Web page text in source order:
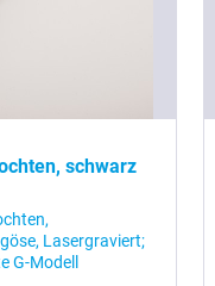
schwarz
Lasergraviert;
G-Modell